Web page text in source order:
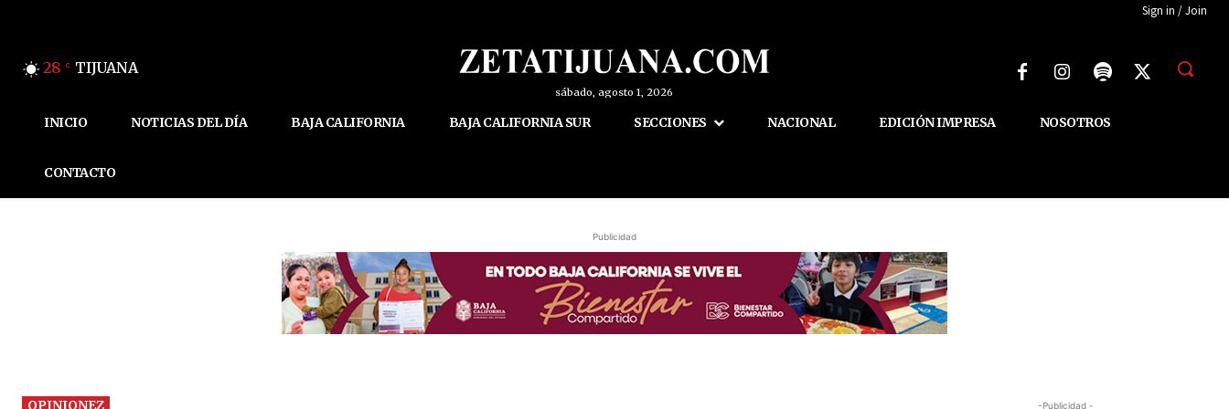
Sign in / Join
28 C TIJUANA
sábado, agosto 1, 2026
INICIO NOTICIAS DEL DÍA BAJA CALIFORNIA BAJA CALIFORNIA SUR SECCIONES NACIONAL EDICIÓN IMPRESA NOSOTROS
CONTACTO
Publicidad
OPINIONEZ -Publicidad -